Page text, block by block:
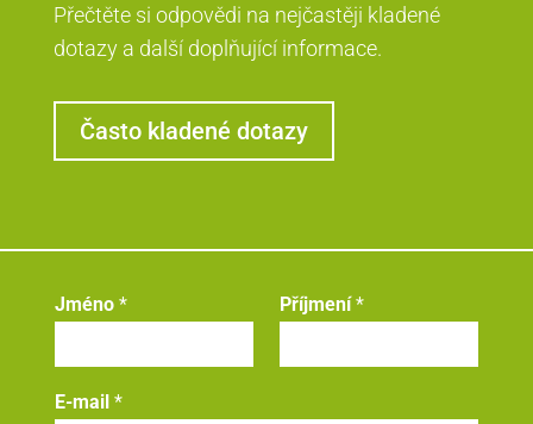
Přečtěte si odpovědi na nejčastěji kladené
dotazy a další doplňující informace.
Často kladené dotazy
*
E
m
i
Jméno * Příjmení*
E-mail *